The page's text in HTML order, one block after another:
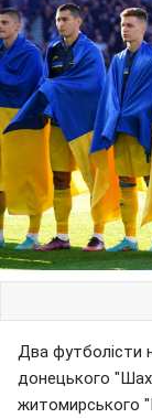
Два футболісти
донецького
житомирського